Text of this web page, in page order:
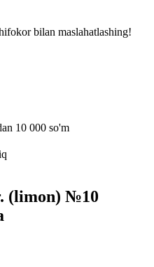
bilan maslahatlashing!
10 000 so'm
(limon) №10